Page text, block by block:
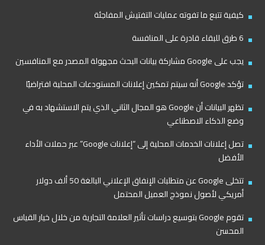
كيفية تتبع ما تفوته عمليات التفتيش المفاجئة
6 طرق للبقاء قادرة على المنافسة
يجب على Google مشاركة بيانات البحث مجهولة المصدر مع المنافسين
تؤكد Google أنه سيتم تمكين إعلانات المستودعات المحلية افتراضيًا
تظهر البيانات أن Google هو المجال الثاني الذي يتم الاستشهاد به في
وضع الذكاء الاصطناعي
تصل إعلانات الخدمات المحلية إلى “إعلانات Google” عبر حملات الأداء
الأفضل
تتخلى Google عن متطلبات الإنفاق الإعلاني البالغة 50 ألف دولار
أمريكي لأصول نموذج العميل المحتمل
تقوم Google بتوسيع دراسات تأثير العلامة التجارية من خلال خيار القياس
المحسن